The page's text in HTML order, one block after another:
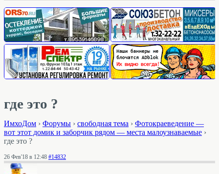
где это ?
ИмхоДом › Форумы › свободная тема › Фотокраеведение —
вот этот домик и заборчик рядом — места малоузнаваемые ›
где это ?
26 Фев'18 в 12:48 #14832